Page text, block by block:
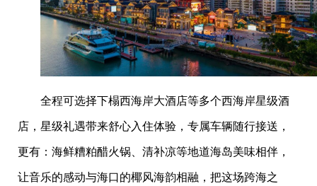
全程可选择下榻西海岸大酒店等多个西海岸星级酒
店，星级礼遇带来舒心入住体验，专属车辆随行接送，
更有：海鲜糟粕醋火锅、清补凉等地道海岛美味相伴，
让音乐的感动与海口的椰风海韵相融，把这场跨海之